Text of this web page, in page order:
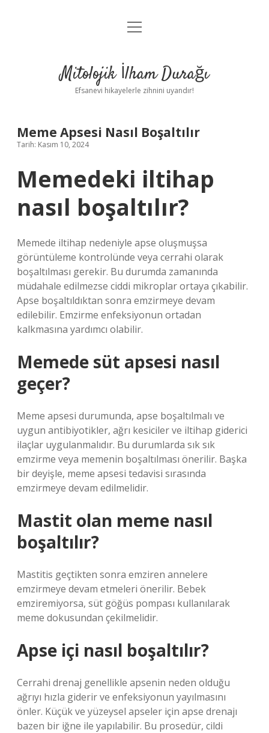
Anasayfa
Yasal Uyarı
menüyü
Mitolojik İlham Durağı
Efsanevi hikayelerle zihnini uyandır!
Meme Apsesi Nasıl Boşaltılır
Tarih: Kasım 10, 2024
Memedeki iltihap
nasıl boşaltılır?
Memede iltihap nedeniyle apse oluşmuşsa
görüntüleme kontrolünde veya cerrahi olarak
boşaltılması gerekir. Bu durumda zamanında
müdahale edilmezse ciddi mikroplar ortaya çıkabilir.
Apse boşaltıldıktan sonra emzirmeye devam
edilebilir. Emzirme enfeksiyonun ortadan
kalkmasına yardımcı olabilir.
Memede süt apsesi nasıl
geçer?
Meme apsesi durumunda, apse boşaltılmalı ve
uygun antibiyotikler, ağrı kesiciler ve iltihap giderici
ilaçlar uygulanmalıdır. Bu durumlarda sık sık
emzirme veya memenin boşaltılması önerilir. Başka
bir deyişle, meme apsesi tedavisi sırasında
emzirmeye devam edilmelidir.
Mastit olan meme nasıl
boşaltılır?
Mastitis geçtikten sonra emziren annelere
emzirmeye devam etmeleri önerilir. Bebek
emziremiyorsa, süt göğüs pompası kullanılarak
meme dokusundan çekilmelidir.
Apse içi nasıl boşaltılır?
Cerrahi drenaj genellikle apsenin neden olduğu
ağrıyı hızla giderir ve enfeksiyonun yayılmasını
önler. Küçük ve yüzeysel apseler için apse drenajı
bazen bir iğne ile yapılabilir. Bu prosedür, cildi